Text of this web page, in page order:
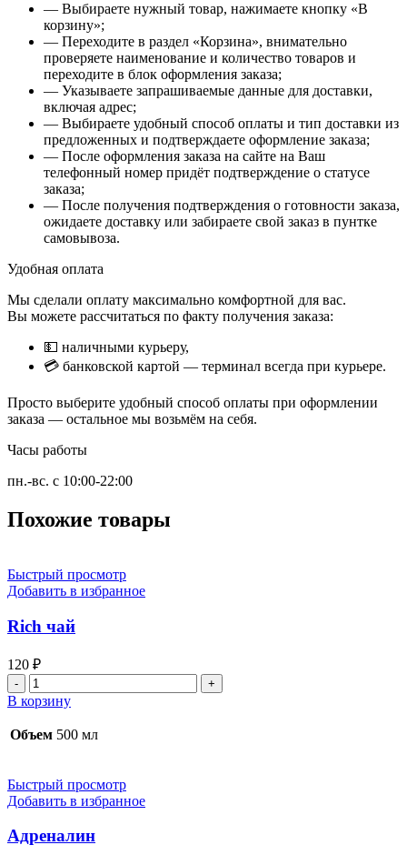
— Выбираете нужный товар, нажимаете кнопку «В
корзину»;
— Переходите в раздел «Корзина», внимательно
проверяете наименование и количество товаров и
переходите в блок оформления заказа;
— Указываете запрашиваемые данные для доставки,
включая адрес;
— Выбираете удобный способ оплаты и тип доставки из
предложенных и подтверждаете оформление заказа;
— После оформления заказа на сайте на Ваш
телефонный номер придёт подтверждение о статусе
заказа;
— После получения подтверждения о готовности заказа,
ожидаете доставку или забираете свой заказ в пунтке
самовывоза.
Удобная оплата
Мы сделали оплату максимально комфортной для вас.
Вы можете рассчитаться по факту получения заказа:
💵 наличными курьеру,
💳 банковской картой — терминал всегда при курьере.
Просто выберите удобный способ оплаты при оформлении
заказа — остальное мы возьмём на себя.
Часы работы
пн.-вс. с 10:00-22:00
Похожие товары
Быстрый просмотр
Добавить в избранное
Rich чай
120 ₽
Количество
товара
Rich
чай
В корзину
Объем 500 мл
Быстрый просмотр
Добавить в избранное
Адреналин